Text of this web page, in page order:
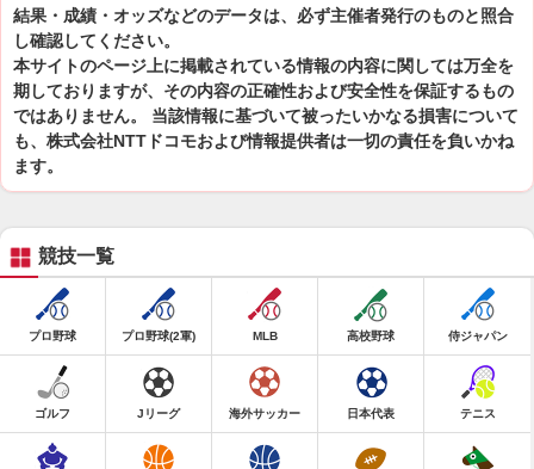
結果・成績・オッズなどのデータは、必ず主催者発行のものと照合
し確認してください。
本サイトのページ上に掲載されている情報の内容に関しては万全を
期しておりますが、その内容の正確性および安全性を保証するもの
ではありません。 当該情報に基づいて被ったいかなる損害について
も、株式会社NTTドコモおよび情報提供者は一切の責任を負いかね
ます。
競技一覧
プロ野球 プロ野球(2軍) MLB 高校野球 侍ジャパン
ゴルフ Jリーグ 海外サッカー 日本代表 テニス